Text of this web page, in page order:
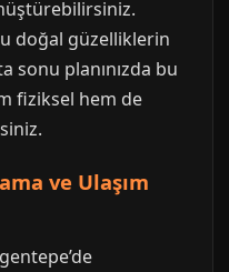
doğal güzelliklerin
sonu planınızda bu
fiziksel hem de
ve Ulaşım